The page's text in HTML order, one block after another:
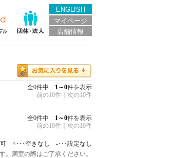
ENGLISH
マイページ
店舗情報
全0件中 1～0件を表示
前の10件
次の10件
全0件中 1～0件を表示
前の10件
次の10件
可 ×･･･空きなし -･･･設定なし
。満室の際はご了承ください。